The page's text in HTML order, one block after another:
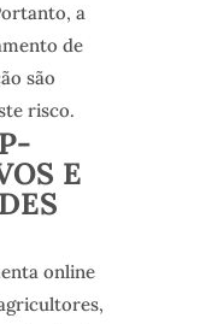
a
de
são
risco.
E
online